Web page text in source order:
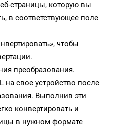
страницы, которую вы
в соответствующее поле
чтобы
преобразования.
на свое устройство после
Выполнив эти
конвертировать и
в нужном формате